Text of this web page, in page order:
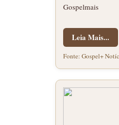
Gospelmais
Leia Mais...
Fonte: Gospel+